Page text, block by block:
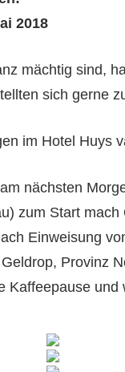
2018
mächtig sind,
sich gerne
im Hotel Huys
nächsten
zum Start
Einweisung
Provinz
Kaffeepause und